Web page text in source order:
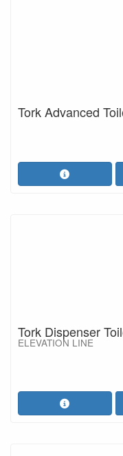
Tork Advanced
Tork Dispenser
ELEVATION LINE